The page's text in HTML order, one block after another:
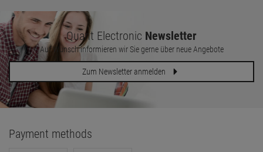
Quant Electronic Newsletter
Auf Wunsch informieren wir Sie gerne über neue Angebote
Zum Newsletter anmelden
Payment methods